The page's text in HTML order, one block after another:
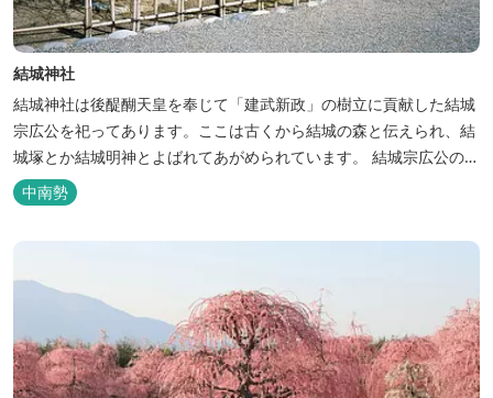
結城神社
結城神社は後醍醐天皇を奉じて「建武新政」の樹立に貢献した結城
宗広公を祀ってあります。ここは古くから結城の森と伝えられ、結
城塚とか結城明神とよばれてあがめられています。 結城宗広公の立
派な墓碑があり、300本の華麗なしだれ梅でも有名です。 開花状況
等の情報はこちら（観光三重イベント情報）
https://www.kankomie.or.jp/event/5794.html <...
中南勢